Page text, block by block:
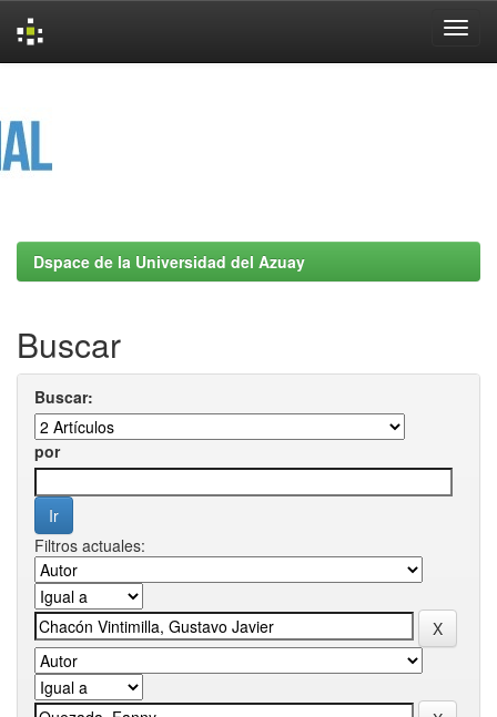
Dspace de la Universidad del Azuay
Buscar
Buscar:
por
Filtros actuales: